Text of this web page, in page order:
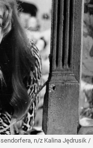
n/z Kalina Jędrusik /